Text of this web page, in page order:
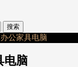
公家具电脑
电脑